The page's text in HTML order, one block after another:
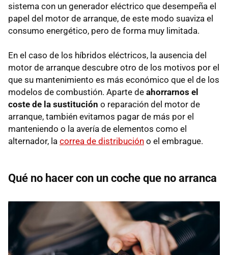
sistema con un generador eléctrico que desempeña el
papel del motor de arranque, de este modo suaviza el
consumo energético, pero de forma muy limitada.
En el caso de los híbridos eléctricos, la ausencia del
motor de arranque descubre otro de los motivos por el
que su mantenimiento es más económico que el de los
modelos de combustión. Aparte de ahorrarnos el
coste de la sustitución o reparación del motor de
arranque, también evitamos pagar de más por el
manteniendo o la avería de elementos como el
alternador, la correa de distribución o el embrague.
Qué no hacer con un coche que no arranca